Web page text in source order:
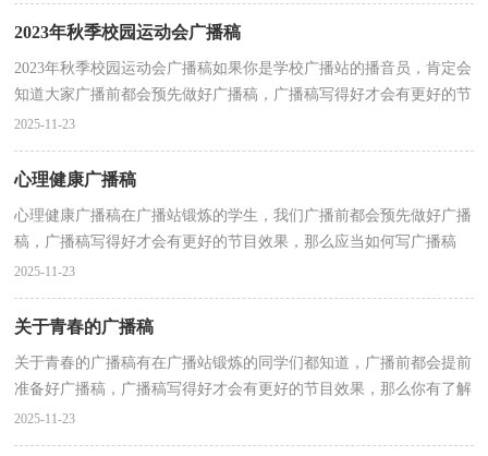
2023年秋季校园运动会广播稿
2023年秋季校园运动会广播稿如果你是学校广播站的播音员，肯定会
知道大家广播前都会预先做好广播稿，广播稿写得好才会有更好的节
目效果，我们该怎么去写广播稿呢？以下是小编为大家...
2025-11-23
心理健康广播稿
心理健康广播稿在广播站锻炼的学生，我们广播前都会预先做好广播
稿，广播稿写得好才会有更好的节目效果，那么应当如何写广播稿
呢？以下是小编为大家整理的心理健康广播稿，供大家参考...
2025-11-23
关于青春的广播稿
关于青春的广播稿有在广播站锻炼的同学们都知道，广播前都会提前
准备好广播稿，广播稿写得好才会有更好的节目效果，那么你有了解
过广播稿吗？以下是小编整理的关于青春的广播稿，欢迎...
2025-11-23